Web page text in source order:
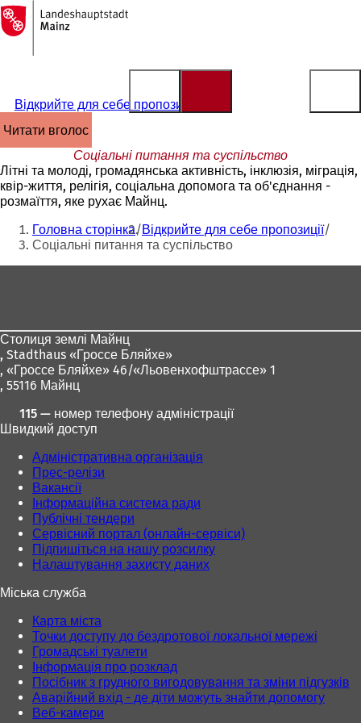
Перейти до змісту
На
головну
сторінку
Відкрийте для себе пропозиції
читати вголос
Соціальні питання та суспільство
Літні та молоді, громадянська активність, інклюзія, міграція,
квір-життя, релігія, соціальна допомога та об'єднання -
розмаїття, яке рухає Майнц.
Ти
тут:
Головна сторінка Відкрийте для себе пропозиції
Соціальні питання та суспільство
Столиця землі Майнц
, Stadthaus «Гроссе Бляйхе»
, «Гроссе Бляйхе» 46/«Льовенхофштрассе» 1
, 55116 Майнц
115 — номер телефону адміністрації
Швидкий доступ
Адміністративна організація
Прес-релізи
Вакансії
Інформаційна система ради
Публічні тендери
Сервісний портал (онлайн-сервіси)
Підпишіться на нашу розсилку
Налаштування захисту даних
Міська служба
Карта міста
Точки доступу до бездротової локальної мережі
Громадські туалети
Інформація про розклад
Посібник з грудного вигодовування та зміни підгузків
Аварійний вхід - де діти можуть знайти допомогу
Веб-камери